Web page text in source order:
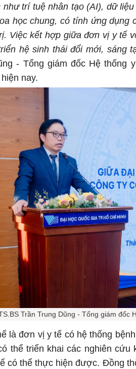
như trí tuệ nhân tạo (AI), dữ
học chung, có tính ứng dụng
Việc kết hợp giữa đơn vị y tế
hệ sinh thái đổi mới, sáng
- Tổng giám đốc Hệ thống
nay.
Trần Trung Dũng - Tổng giám đốc
là đơn vị y tế có hệ thống
thể triển khai các nghiên
có thể thực hiện được. Đồng